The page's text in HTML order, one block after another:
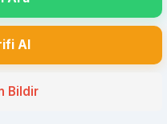
Al
Bildir